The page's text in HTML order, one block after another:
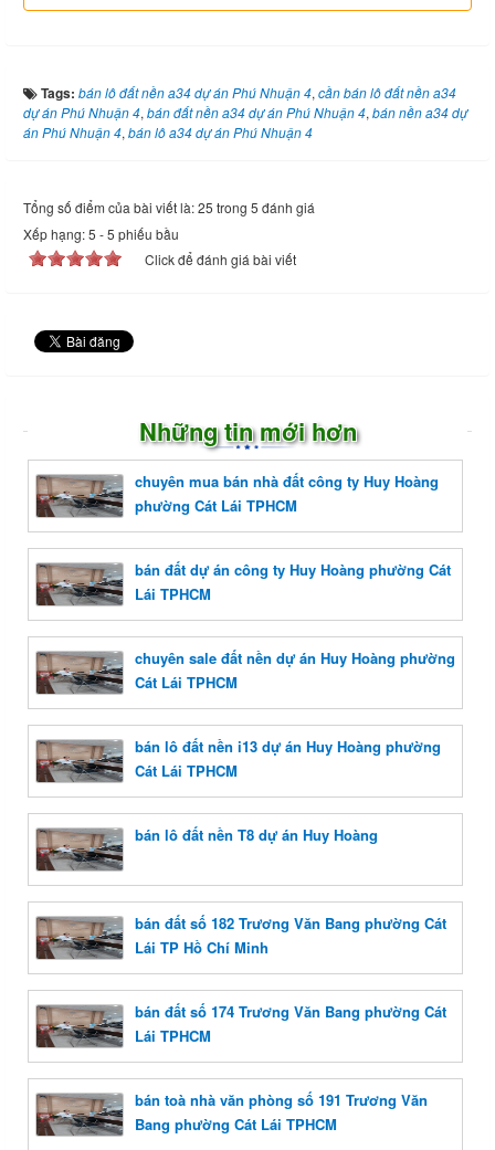
Tags: bán lô đất nền a34 dự án Phú Nhuận 4, cần bán lô đất nền a34
dự án Phú Nhuận 4, bán đất nền a34 dự án Phú Nhuận 4, bán nền a34 dự
án Phú Nhuận 4, bán lô a34 dự án Phú Nhuận 4
Tổng số điểm của bài viết là: 25 trong 5 đánh giá
Xếp hạng:5 -5 phiếu bầu
Click để đánh giá bài viết
Những tin mới hơn
chuyên mua bán nhà đất công ty Huy Hoàng
phường Cát Lái TPHCM
bán đất dự án công ty Huy Hoàng phường Cát
Lái TPHCM
chuyên sale đất nền dự án Huy Hoàng phường
Cát Lái TPHCM
bán lô đất nền i13 dự án Huy Hoàng phường
Cát Lái TPHCM
bán lô đất nền T8 dự án Huy Hoàng
bán đất số 182 Trương Văn Bang phường Cát
Lái TP Hồ Chí Minh
bán đất số 174 Trương Văn Bang phường Cát
Lái TPHCM
bán toà nhà văn phòng số 191 Trương Văn
Bang phường Cát Lái TPHCM